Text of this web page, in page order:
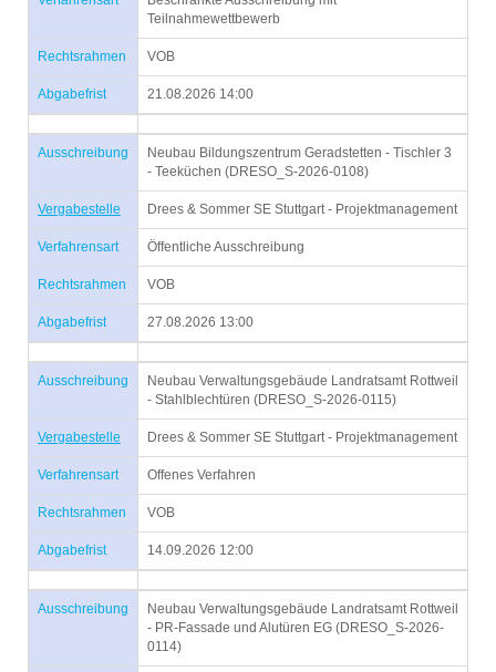
Teilnahmewettbewerb
Rechtsrahmen VOB
Abgabefrist 21.08.2026 14:00
Ausschreibung
Neubau Bildungszentrum Geradstetten - Tischler 3
- Teeküchen (DRESO_S-2026-0108)
Vergabestelle Drees & Sommer SE Stuttgart - Projektmanagement
Verfahrensart Öffentliche Ausschreibung
Rechtsrahmen VOB
Abgabefrist 27.08.2026 13:00
Ausschreibung
Neubau Verwaltungsgebäude Landratsamt Rottweil
- Stahlblechtüren (DRESO_S-2026-0115)
Vergabestelle Drees & Sommer SE Stuttgart - Projektmanagement
Verfahrensart Offenes Verfahren
Rechtsrahmen VOB
Abgabefrist 14.09.2026 12:00
Ausschreibung
Neubau Verwaltungsgebäude Landratsamt Rottweil
- PR-Fassade und Alutüren EG (DRESO_S-2026-
0114)